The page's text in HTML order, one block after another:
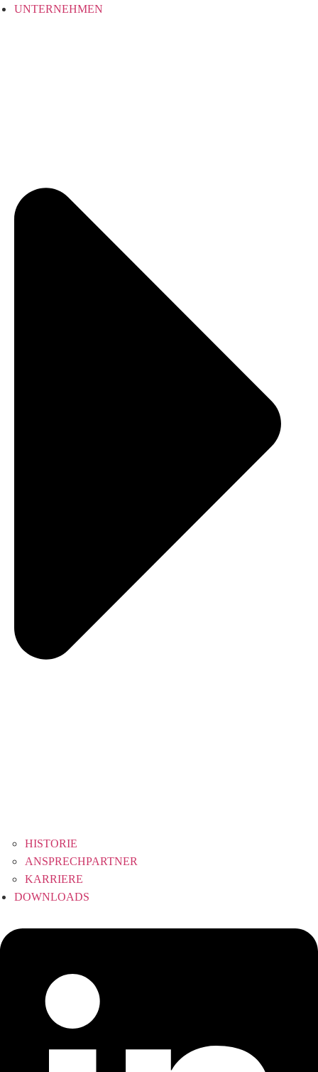
UNTERNEHMEN
HISTORIE
ANSPRECHPARTNER
KARRIERE
DOWNLOADS